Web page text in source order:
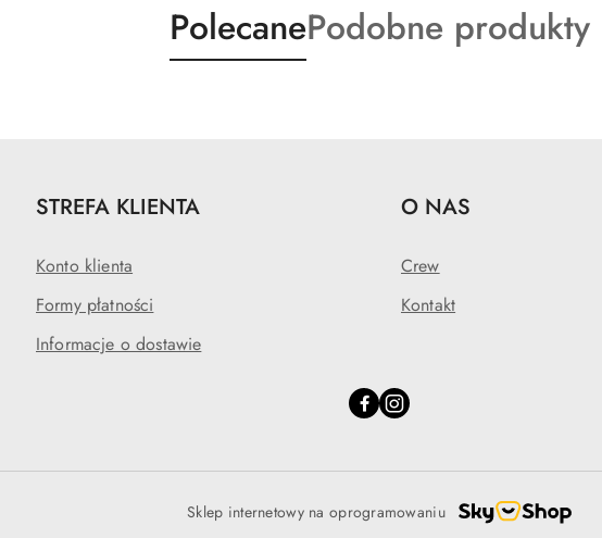
Produkty
o
PolecaneProdukty
o
Podobne produkty
STREFA KLIENTA
Konto klienta
Formy płatności
Informacje o dostawie
O NAS
Crew
Kontakt
Sklep internetowy na oprogramowaniu